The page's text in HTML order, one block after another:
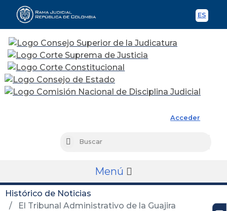
ES
Acceder
Buscar
Menú
Histórico de Noticias
El Tribunal Administrativo de la Guajira